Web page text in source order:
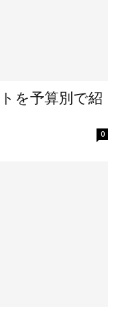
を予算別で紹
0